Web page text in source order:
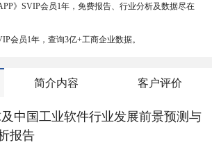
》SVIP会员1年，免费报告、行业分析及数据尽在
会员1年，查询3亿+工商企业数据。
简介内容 客户评价
及中国工业软件行业发展前景预测与
报告